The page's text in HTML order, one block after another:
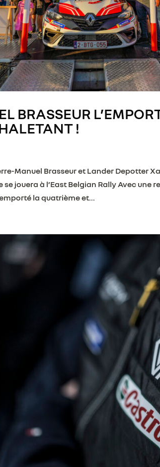
BRASSEUR
!
Manuel Brasseur et Lander Depotter
jouera à l’East Belgian Rally Avec
la quatrième et...